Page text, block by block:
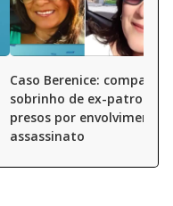
Caso Berenice:
sobrinho de ex-patroa
presos por envolvimento
assassinato